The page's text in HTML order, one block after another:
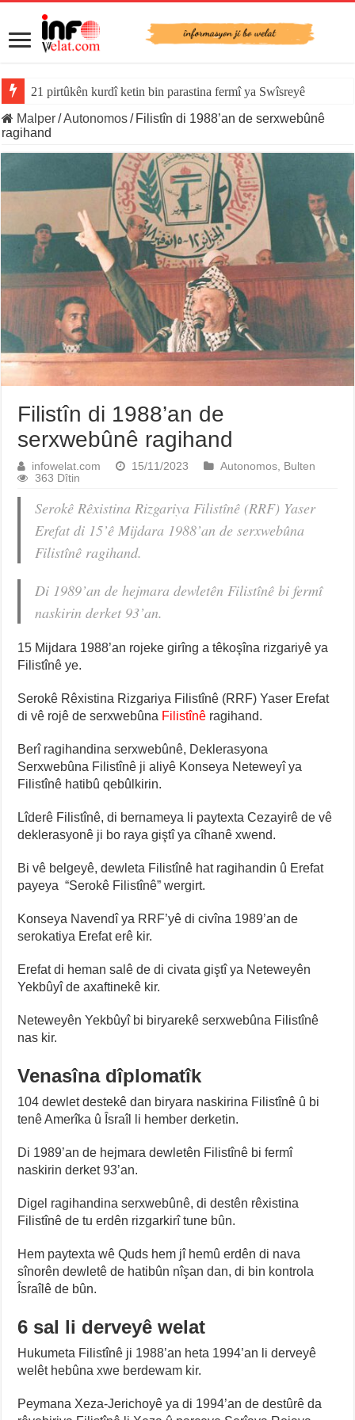
21 pirtûkên kurdî ketin bin parastina fermî ya Swîsreyê
Malper/Autonomos/ Filistîn di 1988’an de serxwebûnê
ragihand
Filistîn di 1988’an de
serxwebûnê ragihand
infowelat.com 15/11/2023 Autonomos, Bulten
363 Dîtin
Serokê Rêxistina Rizgariya Filistînê (RRF) Yaser
Erefat di 15’ê Mijdara 1988’an de serxwebûna
Filistînê ragihand.
Di 1989’an de hejmara dewletên Filistînê bi fermî
naskirin derket 93’an.
15 Mijdara 1988’an rojeke girîng a têkoşîna rizgariyê ya
Filistînê ye.
Serokê Rêxistina Rizgariya Filistînê (RRF) Yaser Erefat
di vê rojê de serxwebûna Filistînê ragihand.
Berî ragihandina serxwebûnê, Deklerasyona
Serxwebûna Filistînê ji aliyê Konseya Neteweyî ya
Filistînê hatibû qebûlkirin.
Lîderê Filistînê, di bernameya li paytexta Cezayirê de vê
deklerasyonê ji bo raya giştî ya cîhanê xwend.
Bi vê belgeyê, dewleta Filistînê hat ragihandin û Erefat
payeya “Serokê Filistînê” wergirt.
Konseya Navendî ya RRF’yê di civîna 1989’an de
serokatiya Erefat erê kir.
Erefat di heman salê de di civata giştî ya Neteweyên
Yekbûyî de axaftinekê kir.
Neteweyên Yekbûyî bi biryarekê serxwebûna Filistînê
nas kir.
Venasîna dîplomatîk
104 dewlet destekê dan biryara naskirina Filistînê û bi
tenê Amerîka û Îsraîl li hember derketin.
Di 1989’an de hejmara dewletên Filistînê bi fermî
naskirin derket 93’an.
Digel ragihandina serxwebûnê, di destên rêxistina
Filistînê de tu erdên rizgarkirî tune bûn.
Hem paytexta wê Quds hem jî hemû erdên di nava
sînorên dewletê de hatibûn nîşan dan, di bin kontrola
Îsraîlê de bûn.
6 sal li derveyê welat
Hukumeta Filistînê ji 1988’an heta 1994’an li derveyê
welêt hebûna xwe berdewam kir.
Peymana Xeza-Jerichoyê ya di 1994’an de destûrê da